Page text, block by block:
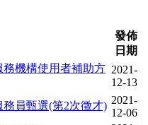
發佈
日期
務機構使用者補助方 2021-
12-13
務員甄選(第2次徵才) 2021-
12-06